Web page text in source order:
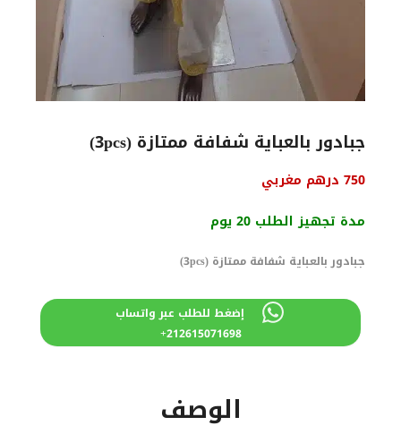
جبادور بالعباية شفافة ممتازة (3pcs)
السعر
هو:
840 درهم
مغربي.
750 درهم مغربي
هو:
750 درهم
مغربي.
مدة تجهيز الطلب 20 يوم
جبادور بالعباية شفافة ممتازة (3pcs)
إضغط للطلب عبر واتساب
212615071698+
الوصف